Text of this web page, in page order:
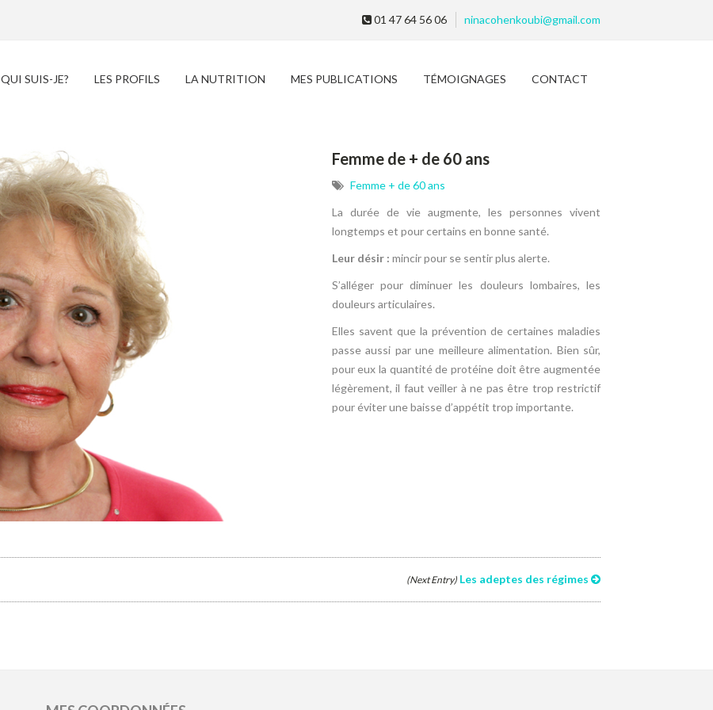
01 47 64 56 06 ninacohenkoubi@gmail.com
QUI SUIS-JE? LES PROFILS LA NUTRITION MES PUBLICATIONS TÉMOIGNAGES CONTACT
Femme de + de 60 ans
Femme + de 60 ans
La durée de vie augmente, les personnes vivent
longtemps et pour certains en bonne santé.
Leur désir : mincir pour se sentir plus alerte.
S’alléger pour diminuer les douleurs lombaires, les
douleurs articulaires.
Elles savent que la prévention de certaines maladies
passe aussi par une meilleure alimentation. Bien sûr,
pour eux la quantité de protéine doit être augmentée
légèrement, il faut veiller à ne pas être trop restrictif
pour éviter une baisse d’appétit trop importante.
(Next Entry) Les adeptes des régimes